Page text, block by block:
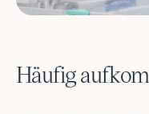
Häufig